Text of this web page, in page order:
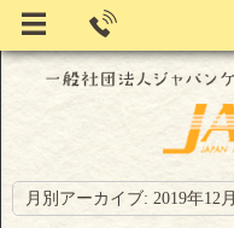
月別アーカイブ: 2019年12月